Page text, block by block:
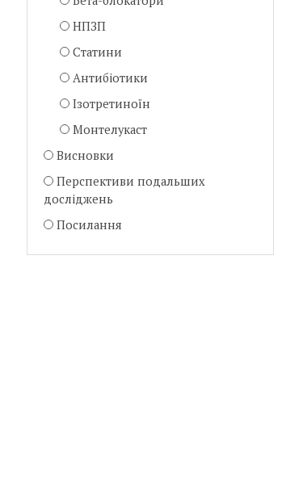
НПЗП
Статини
Антибіотики
Ізотретиноїн
Монтелукаст
Висновки
Перспективи подальших
досліджень
Посилання